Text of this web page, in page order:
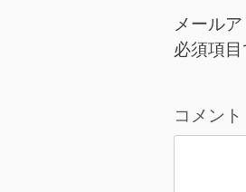
ビ
ー
メール
必須項
コメント